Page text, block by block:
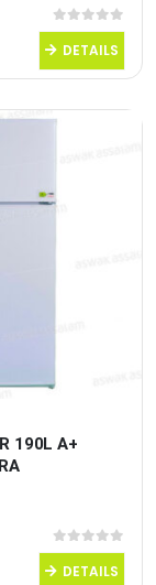
0sur 5
DETAILS
190L A+
0sur 5
DETAILS